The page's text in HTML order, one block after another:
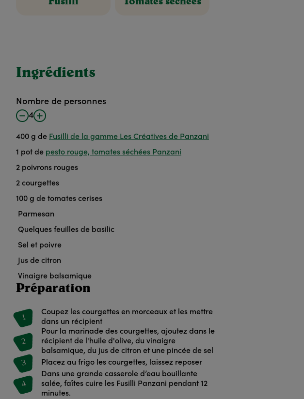
Ingrédients
Nombre de personnes
4
400 g de Fusilli de la gamme Les Créatives de Panzani
1 pot de pesto rouge, tomates séchées Panzani
2 poivrons rouges
2 courgettes
100 g de tomates cerises
Parmesan
Quelques feuilles de basilic
Sel et poivre
Jus de citron
Vinaigre balsamique
Préparation
1
Coupez les courgettes en morceaux et les mettre
dans un récipient
2
Pour la marinade des courgettes, ajoutez dans le
récipient de l'huile d'olive, du vinaigre
balsamique, du jus de citron et une pincée de sel
3 Placez au frigo les courgettes, laissez reposer
4
Dans une grande casserole d’eau bouillante
salée, faîtes cuire les Fusilli Panzani pendant 12
minutes.